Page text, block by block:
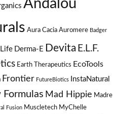
Andalou
Aura Cacia Auromere Badger
Derma-E Devita E.L.F.
Earth Therapeutics EcoTools
Frontier FutureBiotics InstaNatural
Formulas Mad Hippie Madre
Fusion Muscletech MyChelle